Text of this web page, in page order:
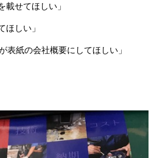
載せてほしい」
ほしい」
表紙の会社概要にしてほしい」